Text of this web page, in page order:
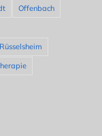
Offenbach
Rüsselsheim